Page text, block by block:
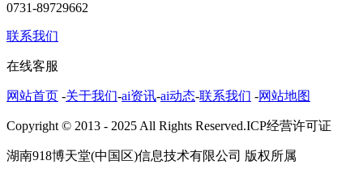
0731-89729662
联系我们
在线客服
网站首页 -关于我们-ai资讯-ai动态-联系我们 -网站地图
Copyright © 2013 - 2025 All Rights Reserved.ICP经营许可证
湖南918博天堂(中国区)信息技术有限公司 版权所属